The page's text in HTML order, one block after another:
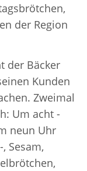
der Region
der Bäcker
Kunden
Zweimal
Um acht -
neun Uhr
Sesam,